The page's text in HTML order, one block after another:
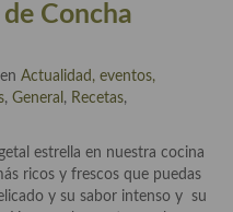
Concha
Actualidad, eventos,
, General , Recetas,
estrella en nuestra cocina
ricos y frescos que puedas
y su sabor intenso y su